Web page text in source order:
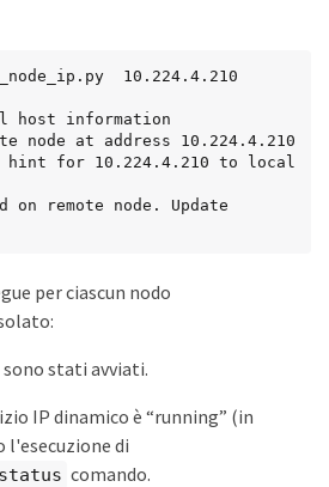
10.224.4.210
host information
node at address 10.224.4.210
hint for 10.224.4.210 to local
on remote node. Update
per ciascun nodo
stati avviati.
IP dinamico è “running” (in
l'esecuzione di
comando.